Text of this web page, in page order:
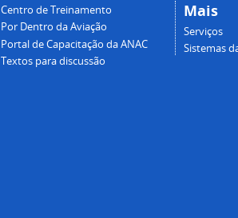
Centro de Treinamento
Por Dentro da Aviação
Portal de Capacitação da ANAC
Textos para discussão
Mais
Serviços
Sistemas